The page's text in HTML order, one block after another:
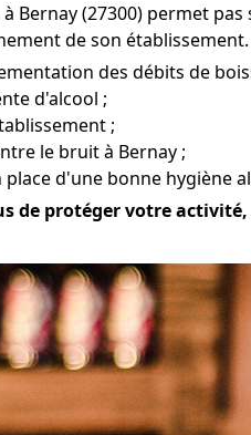
à Bernay (27300) permet
de son
des débits de
d'alcool ;
;
le bruit à Bernay ;
d'une bonne hygiène
de protéger votre